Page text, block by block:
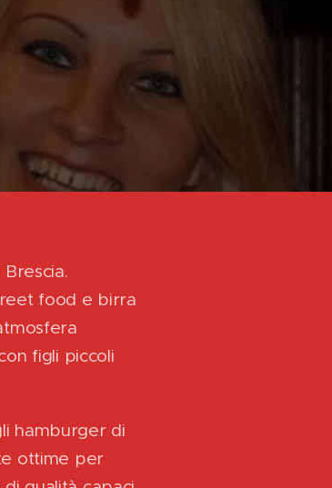
food e birra
figli piccoli
hamburger di
ottime per